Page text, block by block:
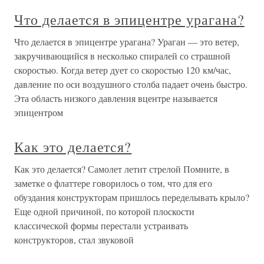
Что делается в эпицентре урагана?
Что делается в эпицентре урагана? Ураган — это ветер,
закручивающийся в несколько спиралей со страшной
скоростью. Когда ветер дует со скоростью 120 км/час,
давление по оси воздушного столба падает очень быстро.
Эта область низкого давления вцентре называется
эпицентром
Как это делается?
Как это делается? Самолет летит стрелой Помните, в
заметке о флаттере говорилось о том, что для его
обуздания конструкторам пришлось переделывать крыло?
Еще одной причиной, по которой плоскости
классической формы перестали устраивать
конструкторов, стал звуковой